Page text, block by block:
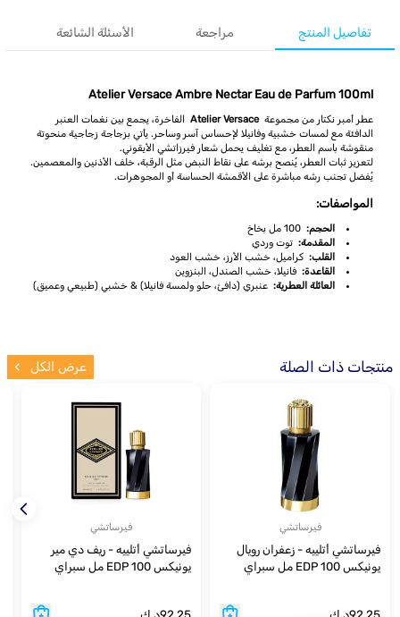
تفاصيل المنتج مراجعة الأسئلة الشائعة
Atelier Versace Ambre Nectar Eau de Parfum 100ml
عطر أمبر نكتار من مجموعة Atelier Versace الفاخرة، يجمع بين نغمات العنبر
الدافئة مع لمسات خشبية وفانيلا لإحساس آسر وساحر. يأتي بزجاجة زجاجية منحوتة
منقوشة باسم العطر، مع تغليف يحمل شعار فيرزاتشي الأيقوني.
لتعزيز ثبات العطر، يُنصح برشه على نقاط النبض مثل الرقبة، خلف الأذنين والمعصمين.
يُفضل تجنب رشه مباشرة على الأقمشة الحساسة أو المجوهرات.
المواصفات:
الحجم: 100 مل بخاخ
المقدمة: توت وردي
القلب: كراميل، خشب الأرز، خشب العود
القاعدة: فانيلا، خشب الصندل، البنزوين
العائلة العطرية: عنبري (دافئ، حلو ولمسة فانيلا) & خشبي (طبيعي وعميق)
منتجات ذات الصلة عرض الكل
فيرساتشي
فيرساتشي أتلييه - زعفران رويال
يونيكس EDP 100 مل سبراي
فيرساتشي
فيرساتشي أتلييه - ريف دي مير
يونيكس EDP 100 مل سبراي